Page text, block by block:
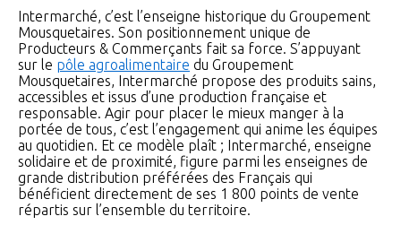
Intermarché, c’est l’enseigne historique du Groupement
Mousquetaires. Son positionnement unique de
Producteurs & Commerçants fait sa force. S’appuyant
sur le pôle agroalimentaire du Groupement
Mousquetaires, Intermarché propose des produits sains,
accessibles et issus d’une production française et
responsable. Agir pour placer le mieux manger à la
portée de tous, c’est l’engagement qui anime les équipes
au quotidien. Et ce modèle plaît ; Intermarché, enseigne
solidaire et de proximité, figure parmi les enseignes de
grande distribution préférées des Français qui
bénéficient directement de ses 1 800 points de vente
répartis sur l’ensemble du territoire.